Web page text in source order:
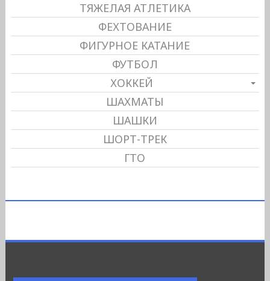
ТЯЖЕЛАЯ АТЛЕТИКА
ФЕХТОВАНИЕ
ФИГУРНОЕ КАТАНИЕ
ФУТБОЛ
ХОККЕЙ
ШАХМАТЫ
ШАШКИ
ШОРТ-ТРЕК
ГТО